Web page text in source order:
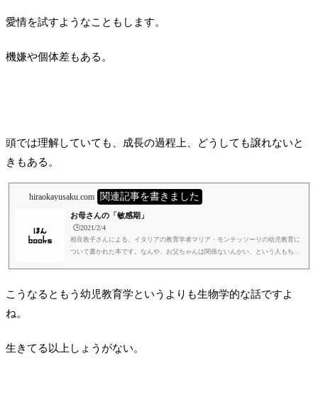
愛情を試すようなこともします。
機嫌や個体差もある。
頭では理解していても、成長の過程上、どうしても譲れないと
きもある。
hiraokayusaku.com 関連記事を書きました
お母さんの「敏感期」
🕒️2021/2/4
相良敦子さんによる、イタリアの教育学者マリア・モンテッソーリの幼児教育に
ついて書かれた本です。なんや、お父ちゃんは関係ないんかい、という人もちょ
方には、すべての保護者が一度は触れてみるといいのではと思っています。僕
は、モンテッソーリに限らず、この、考えに触れる、ということをすごく大切に
こうなるともう幼児教育学というよりも生物学的な話ですよ
ね。
生きてる以上しょうがない。